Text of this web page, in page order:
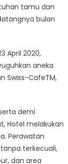
tamu dan
bulan
April 2020,
aneka
Swiss-CafeTM,
demi
Hotel melakukan
Perawatan
terkecuali,
dan area